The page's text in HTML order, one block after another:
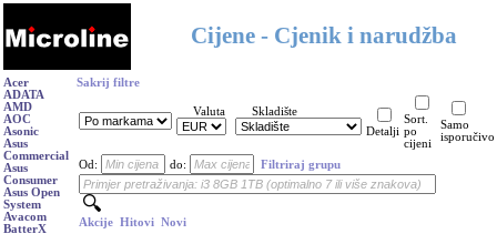
Cijene - Cjenik i narudžba
Acer
ADATA
AMD
AOC
Asonic
Asus
Commercial
Asus
Consumer
Asus Open
System
Avacom
BatterX
Sakrij filtre
Valuta
Skladište
Detalji
Sort.
po
cijeni
Samo
isporučivo
Od: do: Filtriraj grupu
Akcije Hitovi Novi